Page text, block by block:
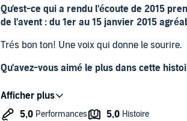
Qu'est-ce qui a rendu l'écoute de 2015
de l'avent : du 1er au 15 janvier 2015
Trés bon ton! Une voix qui donne le sourire.
Qu'avez-vous aimé le plus dans cette
2015 est une bien triste année pour bien
Porte raconte cette premiere periode d'une